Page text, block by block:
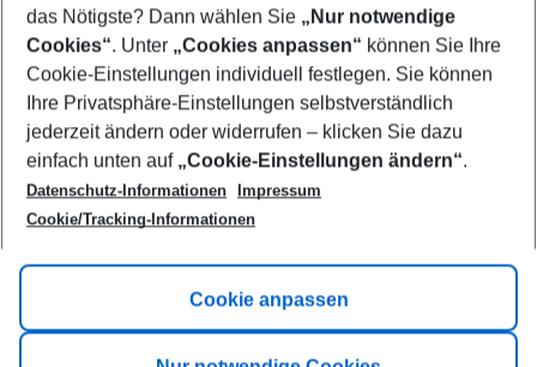
Footer
Footer navigation
Title A
Link A
das Nötigste? Dann wählen Sie „Nur notwendige
Cookies“. Unter „Cookies anpassen“ können Sie Ihre
Cookie-Einstellungen individuell festlegen. Sie können
Ihre Privatsphäre-Einstellungen selbstverständlich
jederzeit ändern oder widerrufen – klicken Sie dazu
einfach unten auf „Cookie-Einstellungen ändern“.
Datenschutz-Informationen
Impressum
Cookie/Tracking-Informationen
Cookie anpassen